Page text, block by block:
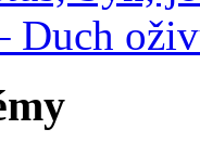
Duch